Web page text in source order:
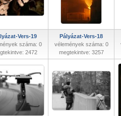
Vers-19
száma: 0
2472
Pályázat-Vers-18
vélemények száma: 0
megtekintve: 3257